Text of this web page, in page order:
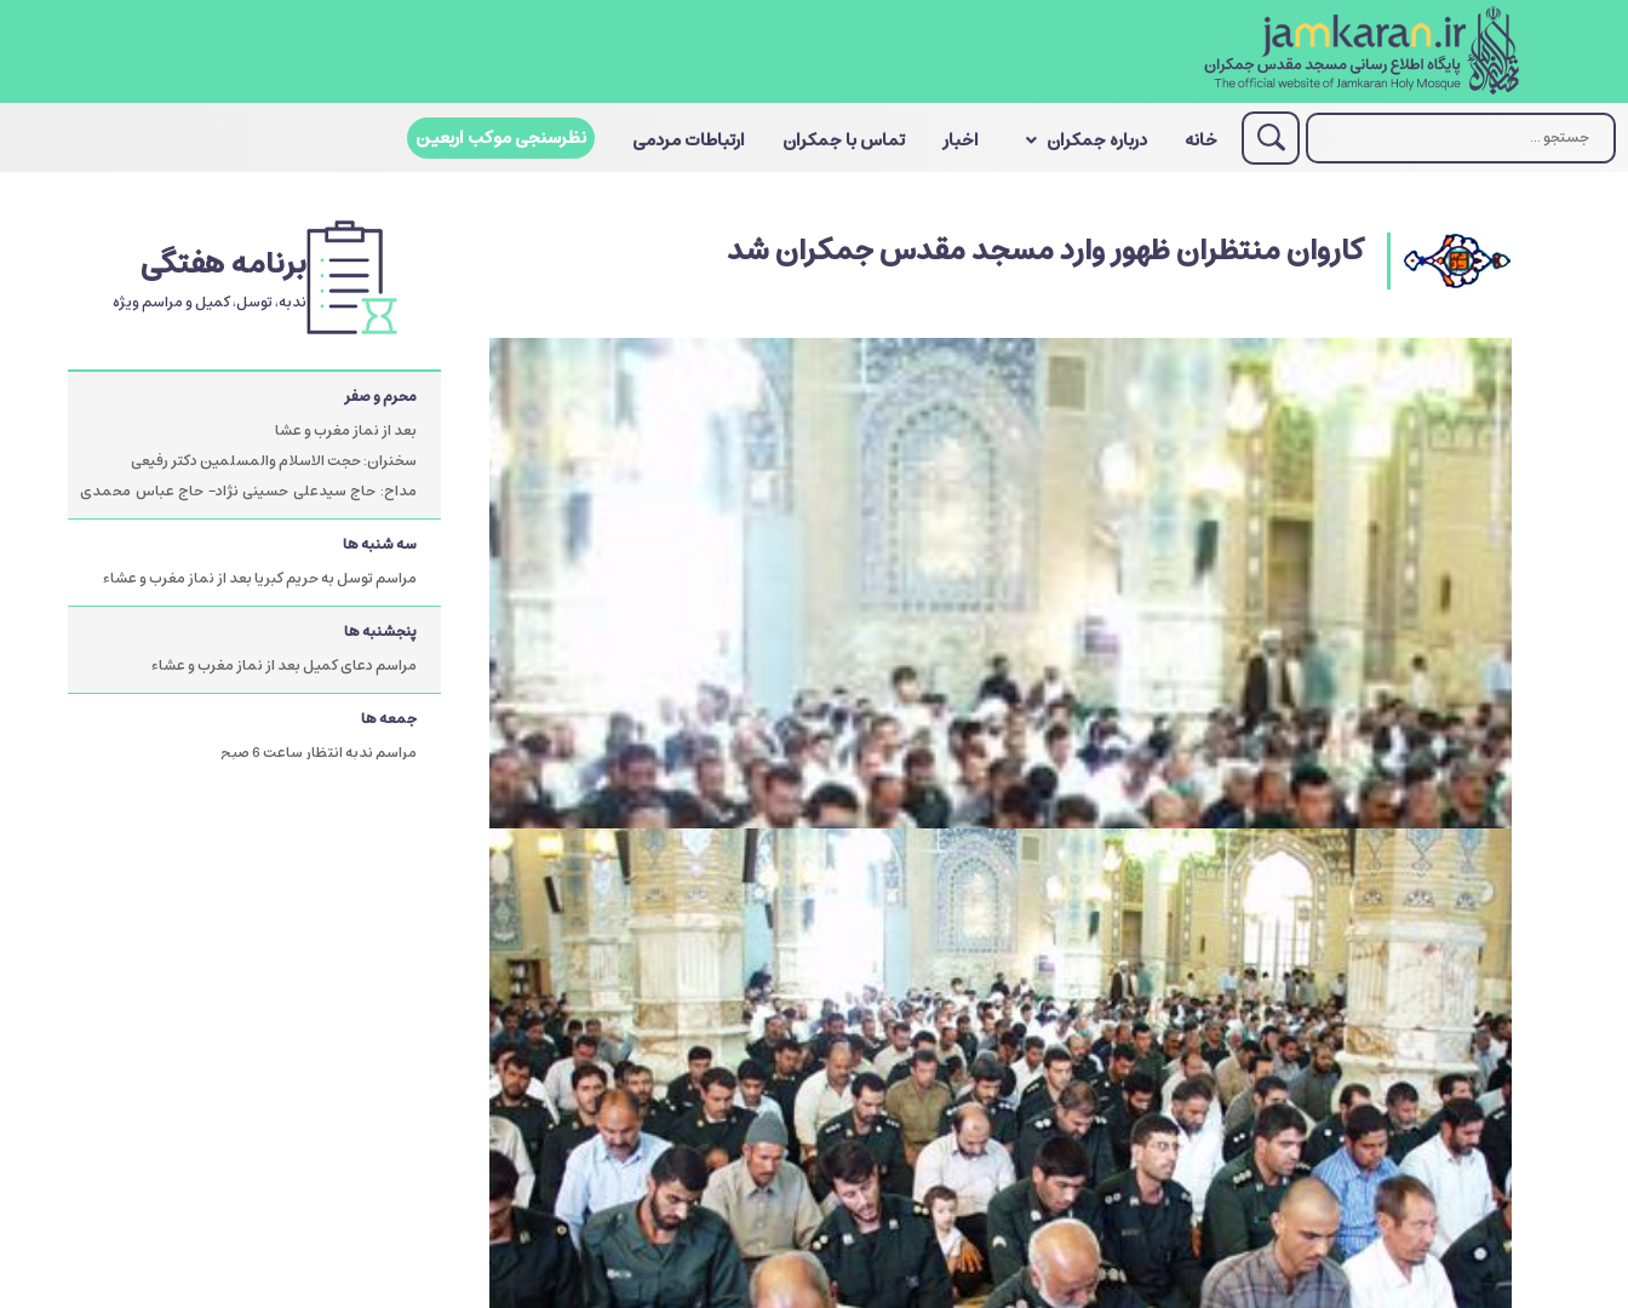
خانه درباره جمکران اخبار تماس با جمکران ارتباطات مردمی نظرسنجی موکب اربعین
كاروان منتظران ظهور وارد مسجد مقدس جمكران شد برنامه هفتگی
ندبه، توسل، کمیل و مراسم ویژه
محرم و صفر
بعد از نماز مغرب و عشا
سخنران: حجت الاسلام والمسلمین دکتر رفیعی
مداح: حاج سیدعلی حسینی نژاد- حاج عباس محمدی
پور
سه شنبه ها
مراسم توسل به حریم کبریا بعد از نماز مغرب و عشاء
پنجشنبه ها
مراسم دعای کمیل بعد از نماز مغرب و عشاء
جمعه ها
مراسم ندبه انتظار ساعت 6 صبح